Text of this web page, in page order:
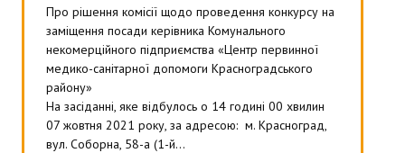
Про рішення комісії щодо проведення конкурсу на
заміщення посади керівника Комунального
некомерційного підприємства «Центр первинної
медико-санітарної допомоги Красноградського
району»
На засіданні, яке відбулось о 14 годині 00 хвилин
07 жовтня 2021 року, за адресою: м. Красноград,
вул. Соборна, 58-а (1-й...